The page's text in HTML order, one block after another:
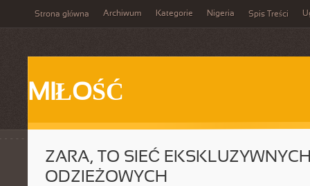
Strona główna Archiwum Kategorie Nigeria Spis Treści
MIŁOŚĆ
ZARA, TO SIEĆ
ODZIEŻOWYCH